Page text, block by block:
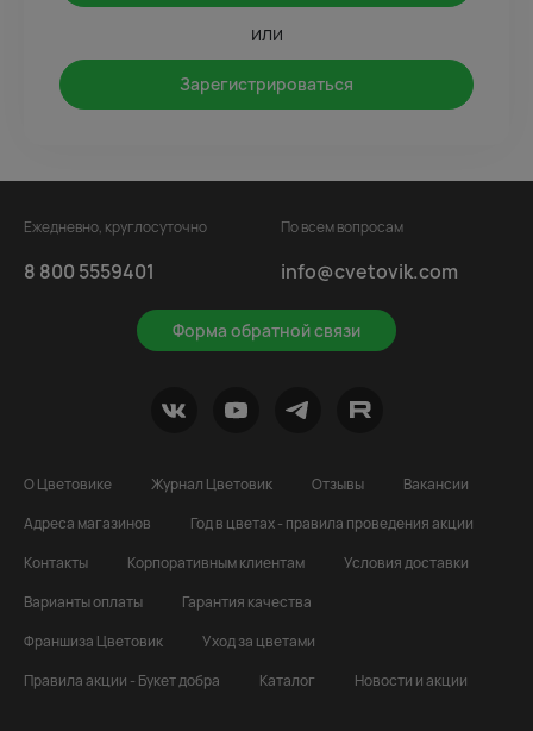
или
Зарегистрироваться
Ежедневно, круглосуточно
8 800 5559401
Форма обратной связи
По всем вопросам
info@cvetovik.com
О Цветовике Журнал Цветовик Отзывы
Вакансии
Адреса магазинов
Год в цветах - правила проведения акции
Контакты
Корпоративным клиентам
Условия доставки
Варианты оплаты
Гарантия качества
Франшиза Цветовик
Уход за цветами
Правила акции - Букет добра
Каталог Новости и акции